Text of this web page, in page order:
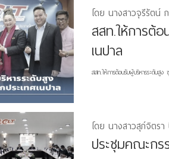
โดย นางสาวจุรีรัต
สสท.ให้การต้
เนปาล
สสท.ให้การต้อนรับผู้บริหารระดับสู
โดย นางสาวสุภ์จิตร
ประชุมคณะกร